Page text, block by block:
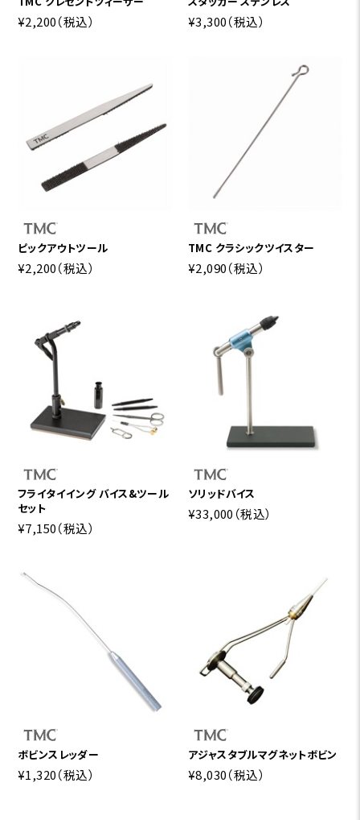
¥2,200（税込） ¥3,300（税込）
ピックアウトツール
¥2,200（税込）
TMC クラシックツイスター
¥2,090（税込）
フライタイイング バイス&ツール
セット
¥7,150（税込）
ソリッドバイス
¥33,000 （税込）
ボビンスレッダー
¥1,320（税込）
アジャスタブルマグネットボビン
¥8,030（税込）